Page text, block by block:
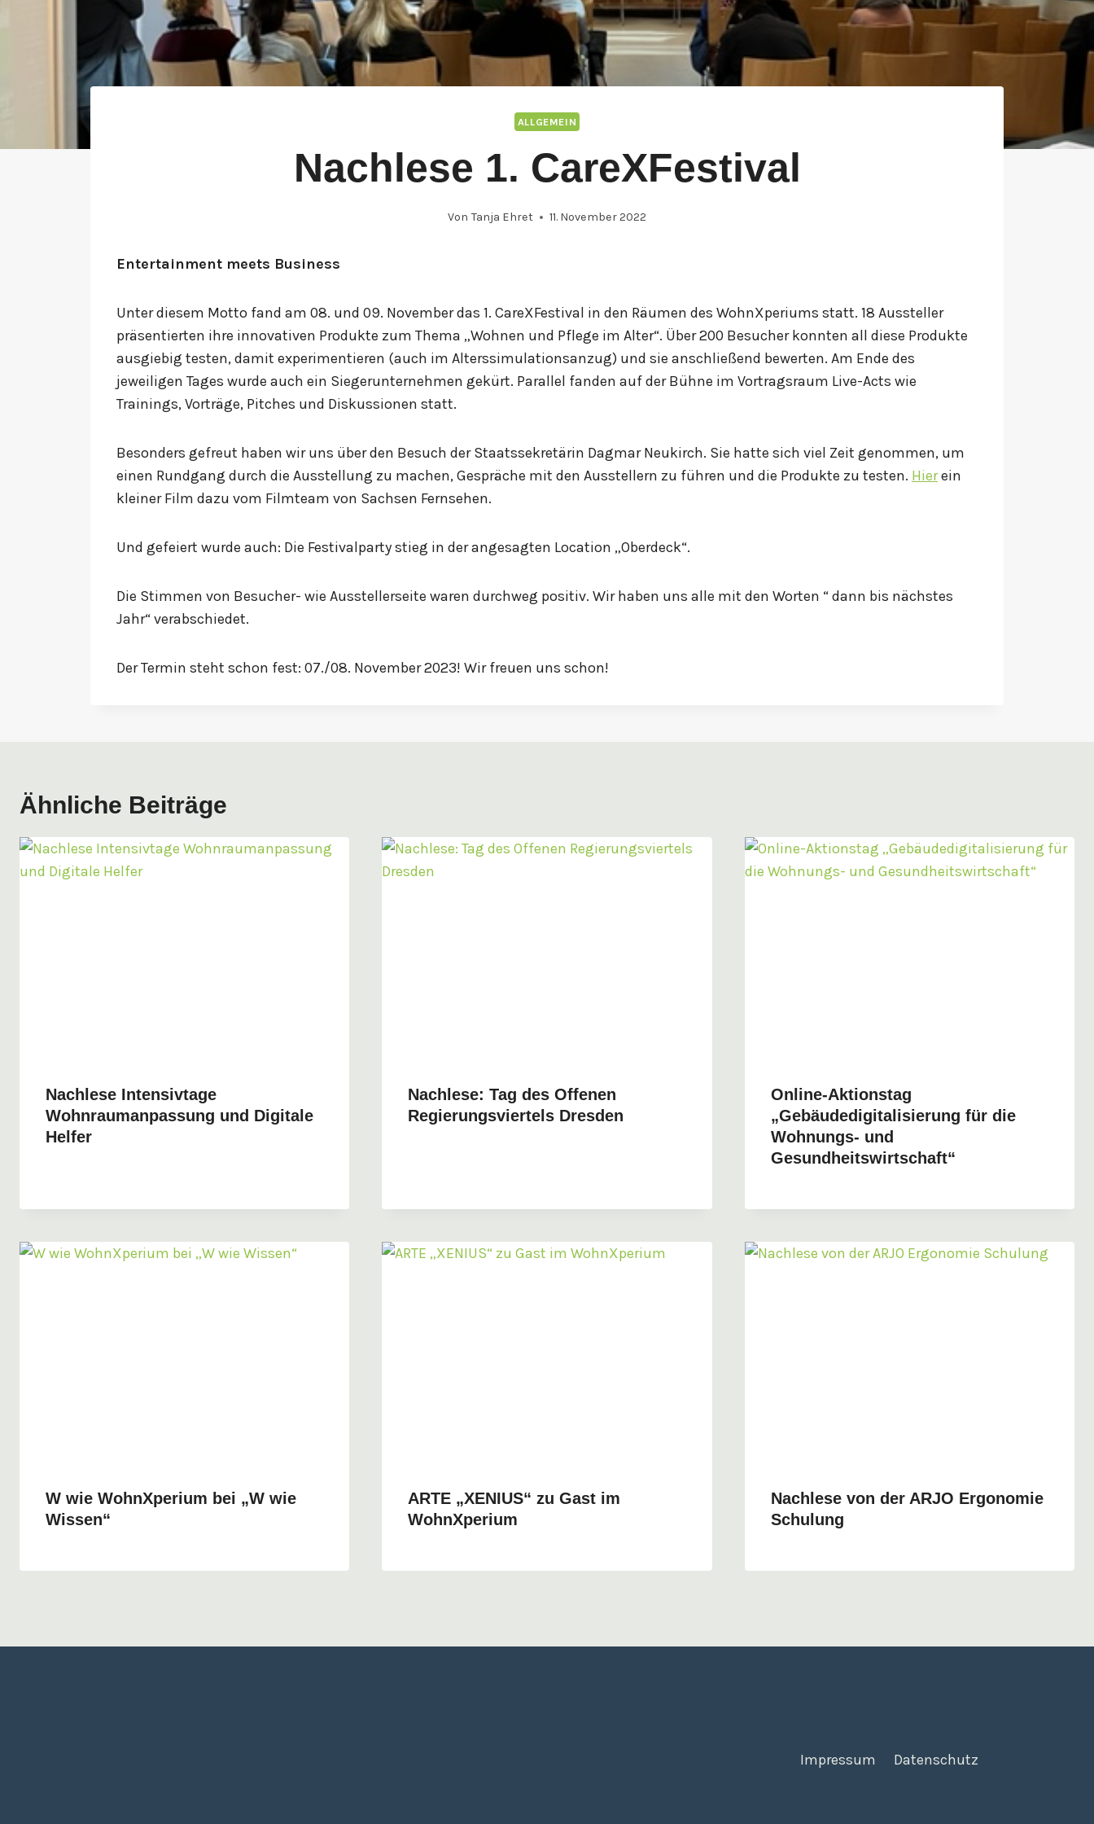
ALLGEMEIN
Nachlese 1. CareXFestival
Von Tanja Ehret 11. November 2022
Entertainment meets Business
Unter diesem Motto fand am 08. und 09. November das 1. CareXFestival in den Räumen des WohnXperiums statt. 18 Aussteller
präsentierten ihre innovativen Produkte zum Thema „Wohnen und Pflege im Alter“. Über 200 Besucher konnten all diese Produkte
ausgiebig testen, damit experimentieren (auch im Alterssimulationsanzug) und sie anschließend bewerten. Am Ende des
jeweiligen Tages wurde auch ein Siegerunternehmen gekürt. Parallel fanden auf der Bühne im Vortragsraum Live-Acts wie
Trainings, Vorträge, Pitches und Diskussionen statt.
Besonders gefreut haben wir uns über den Besuch der Staatssekretärin Dagmar Neukirch. Sie hatte sich viel Zeit genommen, um
einen Rundgang durch die Ausstellung zu machen, Gespräche mit den Ausstellern zu führen und die Produkte zu testen. Hierein
kleiner Film dazu vom Filmteam von Sachsen Fernsehen.
Und gefeiert wurde auch: Die Festivalparty stieg in der angesagten Location „Oberdeck“.
Die Stimmen von Besucher- wie Ausstellerseite waren durchweg positiv. Wir haben uns alle mit den Worten “ dann bis nächstes
Jahr“ verabschiedet.
Der Termin steht schon fest: 07./08. November 2023! Wir freuen uns schon!
Ähnliche Beiträge
Nachlese Intensivtage
Wohnraumanpassung und Digitale
Helfer
Nachlese: Tag des Offenen
Regierungsviertels Dresden
Online-Aktionstag
„Gebäudedigitalisierung für die
Wohnungs- und
Gesundheitswirtschaft“
W wie WohnXperium bei „W wie
Wissen“
ARTE „XENIUS“ zu Gast im
WohnXperium
Nachlese von der ARJO Ergonomie
Schulung
Impressum Datenschutz